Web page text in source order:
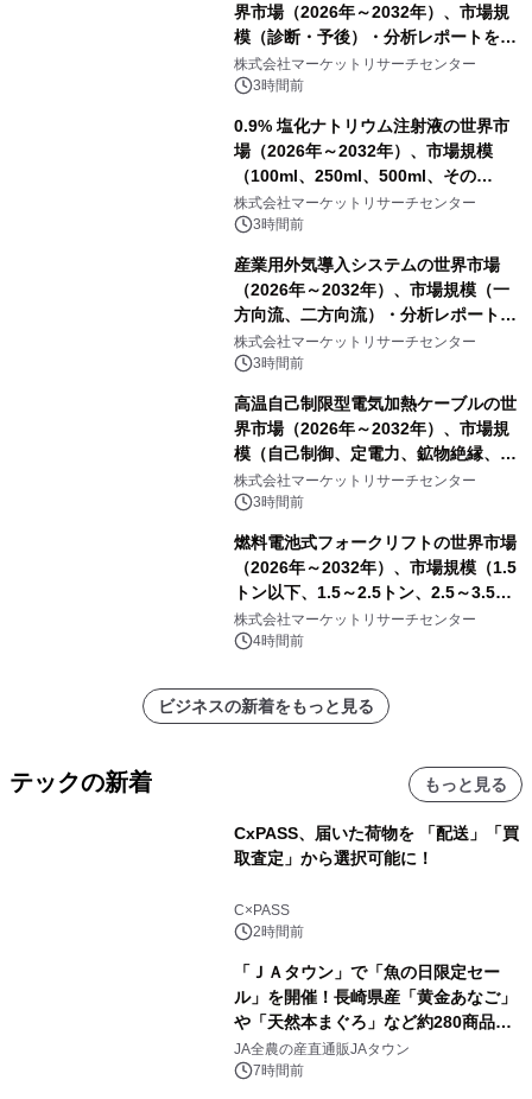
界市場（2026年～2032年）、市場規
模（診断・予後）・分析レポートを発
表
株式会社マーケットリサーチセンター
3時間前
0.9% 塩化ナトリウム注射液の世界市
場（2026年～2032年）、市場規模
（100ml、250ml、500ml、その
他）・分析レポートを発表
株式会社マーケットリサーチセンター
3時間前
産業用外気導入システムの世界市場
（2026年～2032年）、市場規模（一
方向流、二方向流）・分析レポートを
発表
株式会社マーケットリサーチセンター
3時間前
高温自己制限型電気加熱ケーブルの世
界市場（2026年～2032年）、市場規
模（自己制御、定電力、鉱物絶縁、表
皮効果）・分析レポートを発表
株式会社マーケットリサーチセンター
3時間前
燃料電池式フォークリフトの世界市場
（2026年～2032年）、市場規模（1.5
トン以下、1.5～2.5トン、2.5～3.5ト
ン、3.5～5.0トン、その他）・分析レ
ポートを発表
株式会社マーケットリサーチセンター
4時間前
ビジネスの新着をもっと見る
テックの新着 もっと見る
CxPASS、届いた荷物を 「配送」「買
取査定」から選択可能に！
C×PASS
2時間前
「ＪＡタウン」で「魚の日限定セー
ル」を開催！長崎県産「黄金あなご」
や「天然本まぐろ」など約280商品を
販売！～毎月１０日の定例企画～
JA全農の産直通販JAタウン
7時間前